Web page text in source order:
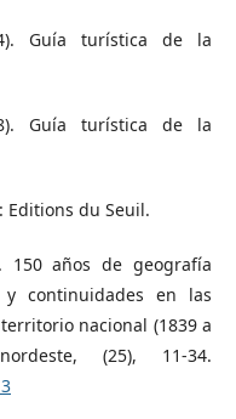
Guía turística de la
Guía turística de la
Editions du Seuil.
150 años de geografía
continuidades en las
nacional (1839 a
(25), 11-34.